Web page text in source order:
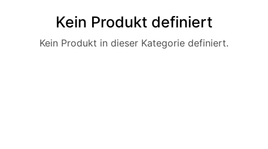
Kein Produkt definiert
Kein Produkt in dieser Kategorie definiert.